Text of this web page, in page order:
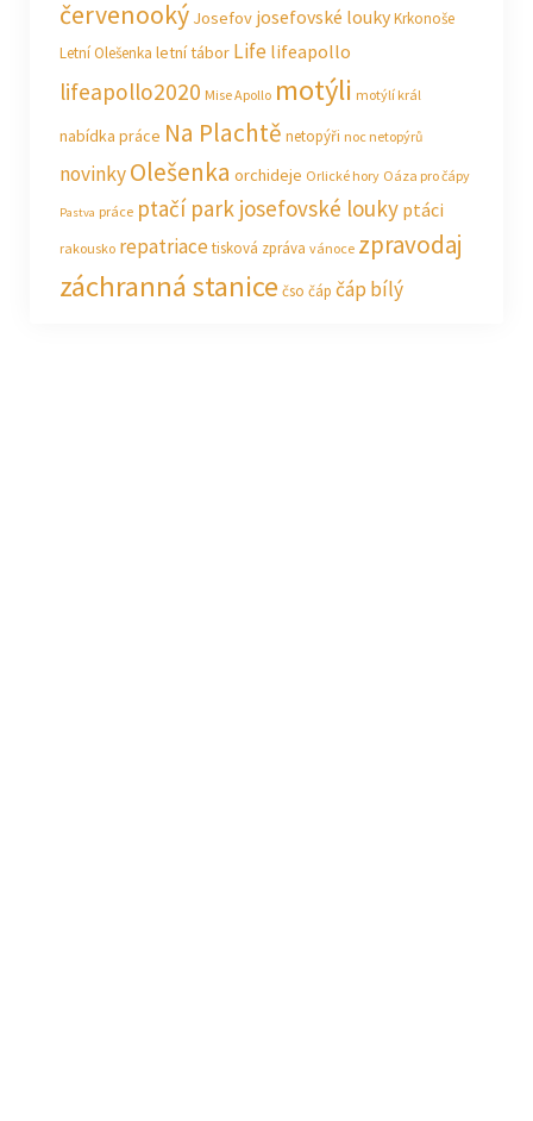
červenooký Josefov josefovské loukyKrkonoše
Letní Olešenka letní tábor Life lifeapollo
lifeapollo2020 Mise Apollo motýli motýlí král
nabídka práce Na Plachtě netopýři noc netopýrů
novinkyOlešenka orchideje Orlické hory Oáza pro čápy
Pastva práce ptačí park josefovské louky ptáci
rakousko repatriacetisková zpráva vánoce zpravodaj
záchranná stanice čso čáp čáp bílý